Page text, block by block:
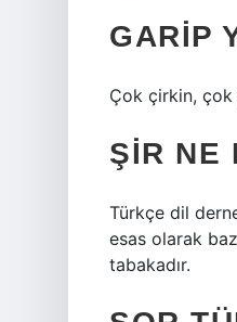
GARIP
Çok çirkin, çok
ŞIR NE
Türkçe dil
esas olarak
tabakadır.